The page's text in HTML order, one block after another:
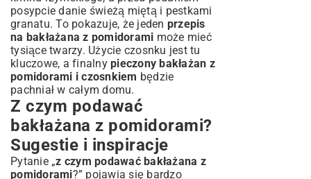
posypcie danie świeżą miętą i pestkami
granatu. To pokazuje, że jeden przepis
na bakłażana z pomidorami może mieć
tysiące twarzy. Użycie czosnku jest tu
kluczowe, a finalny pieczony bakłażan z
pomidorami i czosnkiem będzie
pachniał w całym domu.
Z czym podawać
bakłażana z pomidorami?
Sugestie i inspiracje
Pytanie „z czym podawać bakłażana z
pomidorami?” pojawia się bardzo